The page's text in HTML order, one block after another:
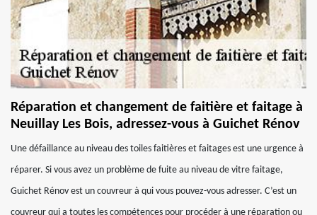
Réparation et changement de faitière et faitage à
Neuillay Les Bois, adressez-vous à Guichet Rénov
Une défaillance au niveau des toiles faitières et faitages est une urgence à
réparer. Si vous avez un problème de fuite au niveau de vitre faitage,
Guichet Rénov est un couvreur à qui vous pouvez-vous adresser. C’est un
couvreur qui a toutes les compétences pour procéder à une réparation ou